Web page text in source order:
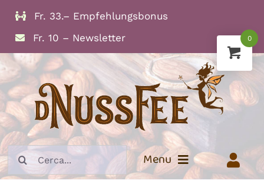
Skip
content
Fr. 33.– Empfehlungsbonus
Fr. 10 – Newsletter
Search
for:
Menu
0